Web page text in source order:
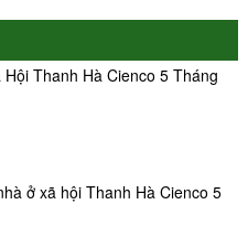
Thanh Hà Cienco 5 Tháng
ở xã hội Thanh Hà Cienco 5